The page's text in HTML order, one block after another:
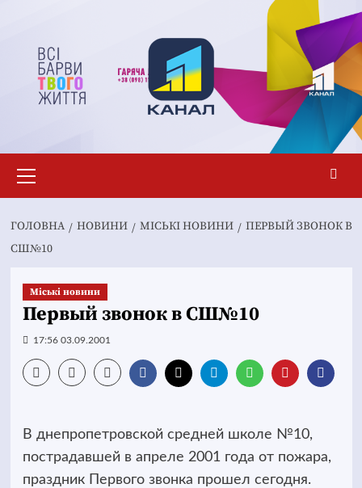
вмісту
меню
ГОЛОВНА НОВИНИ MІСЬКІ НОВИНИ
ПЕРВЫЙ ЗВОНОК В
СШ№10
Mіські новини
Первый звонок в СШ№10
17:56 03.09.2001
В днепропетровской средней школе №10,
пострадавшей в апреле 2001 года от пожара,
праздник Первого звонка прошел сегодня.